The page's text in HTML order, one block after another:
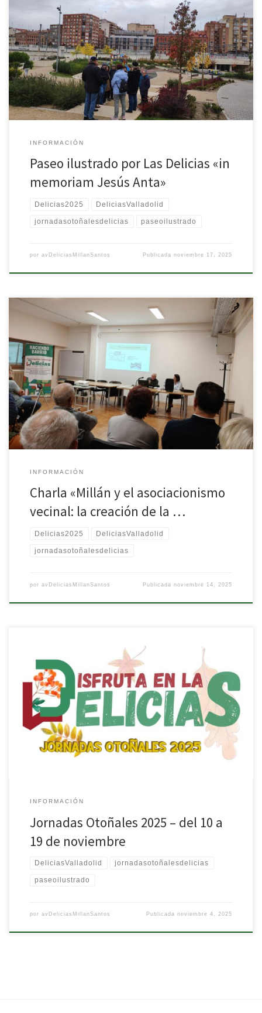
Dentro de las Jornadas Otoñales 2025, el sábado 15 hemos tenido un
Paseo ilustrado por el barrio con Paco. En él hemos viajado al
pasado sin salir de nuestras calles. 12 vecinas y vecinos hemos
recorrido los orígenes del barrio, desde la zona de la vía y el Portillo
de […]
INFORMACIÓN
Paseo ilustrado por Las Delicias «in
memoriam Jesús Anta»
Delicias2025 DeliciasValladolid
jornadasotoñalesdelicias paseoilustrado
por avDeliciasMillanSantos Publicadanoviembre 17, 2025
El pasado martes 11 de noviembre, en el marco de las Jornadas
Otoñales 2025 de la Asociación Vecinal Delicias Millán Santos,
coincidiendo con el aniversario de nacimiento de Millán, celebramos
la charla “Millán y el asociacionismo vecinal: la creación de la AFD,
año 1972”. Fue un momento especial para recordar a quien dejó […]
INFORMACIÓN
Charla «Millán y el asociacionismo
vecinal: la creación de la …
Delicias2025 DeliciasValladolid
jornadasotoñalesdelicias
por avDeliciasMillanSantos Publicadanoviembre 14, 2025
¡Disfruta en las Delicias este otoño! Te invitamos a participar en las
Jornadas Otoñales 2025, con unas semanas llena de actividades
culturales y de encuentro para vecinos y vecinas.
Exposición
fotográfica “Más de 50 años de lucha vecinal en las Delicias”
Del 10
al 19 de noviembre
Centro Cívico […]
INFORMACIÓN
Jornadas Otoñales 2025 – del 10 a
19 de noviembre
DeliciasValladolid jornadasotoñalesdelicias
paseoilustrado
por avDeliciasMillanSantos Publicadanoviembre 4, 2025